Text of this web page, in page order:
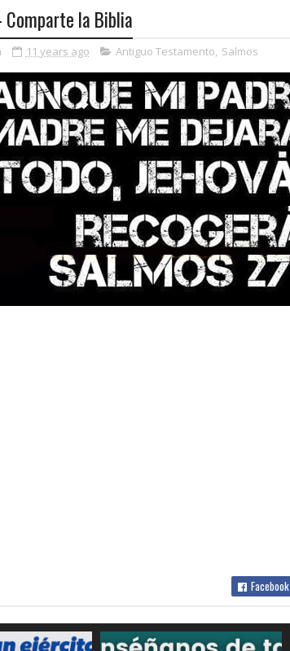
Comparte la Biblia
11 years ago Antiguo Testamento, Salmos
Facebook